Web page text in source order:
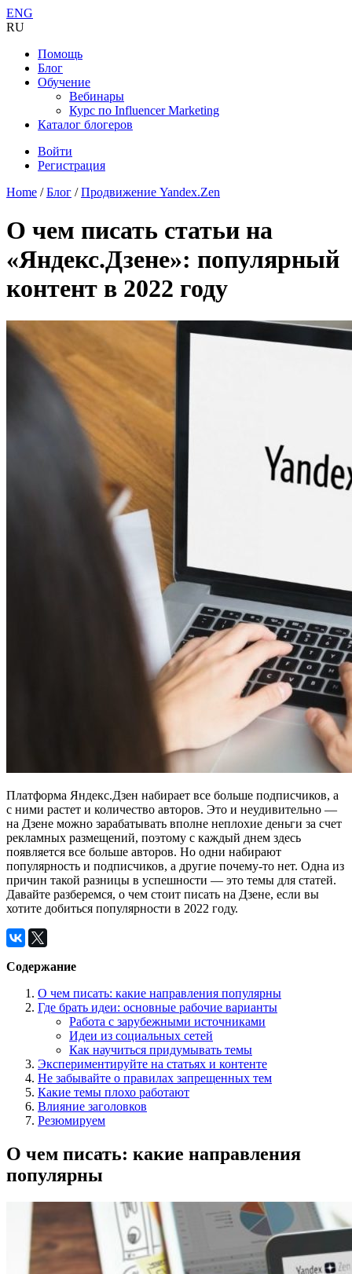
ENG
RU
Помощь
Блог
Обучение
Вебинары
Курс по Influencer Marketing
Каталог блогеров
Войти
Регистрация
Home /Блог /Продвижение Yandex.Zen
О чем писать статьи на
«Яндекс.Дзене»: популярный
контент в 2022 году
Платформа Яндекс.Дзен набирает все больше подписчиков, а
с ними растет и количество авторов. Это и неудивительно —
на Дзене можно зарабатывать вполне неплохие деньги за счет
рекламных размещений, поэтому с каждый днем здесь
появляется все больше авторов. Но одни набирают
популярность и подписчиков, а другие почему-то нет. Одна из
причин такой разницы в успешности — это темы для статей.
Давайте разберемся, о чем стоит писать на Дзене, если вы
хотите добиться популярности в 2022 году.
Содержание
О чем писать: какие направления популярны
Где брать идеи: основные рабочие варианты
Работа с зарубежными источниками
Идеи из социальных сетей
Как научиться придумывать темы
Экспериментируйте на статьях и контенте
Не забывайте о правилах запрещенных тем
Какие темы плохо работают
Влияние заголовков
Резюмируем
О чем писать: какие направления
популярны